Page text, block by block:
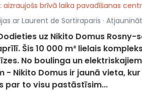
aizraujošs brīvā laika pavadīšanas
ar Laurent de Sortiraparis ·
uz Nikito Domus
Šis 10 000 m² lielais
No boulinga un
- Nikito Domus ir jaunā vieta,
par to visu pastāstīsim...